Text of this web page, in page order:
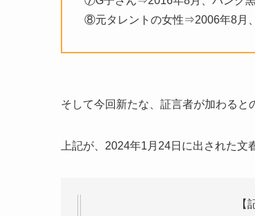
⑧元タレントの女性⇒2006年8月
そして今回新たな、証言者が加わると
上記が、2024年1月24日に出された文